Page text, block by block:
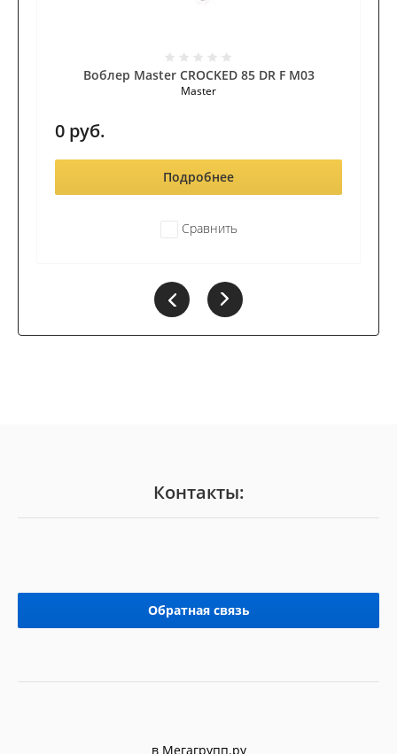
Воблер Master CROCKED 85 DR F M03
Master
0 руб.
Подробнее
Сравнить
Контакты:
Обратная связь
в Мегагрупп.ру